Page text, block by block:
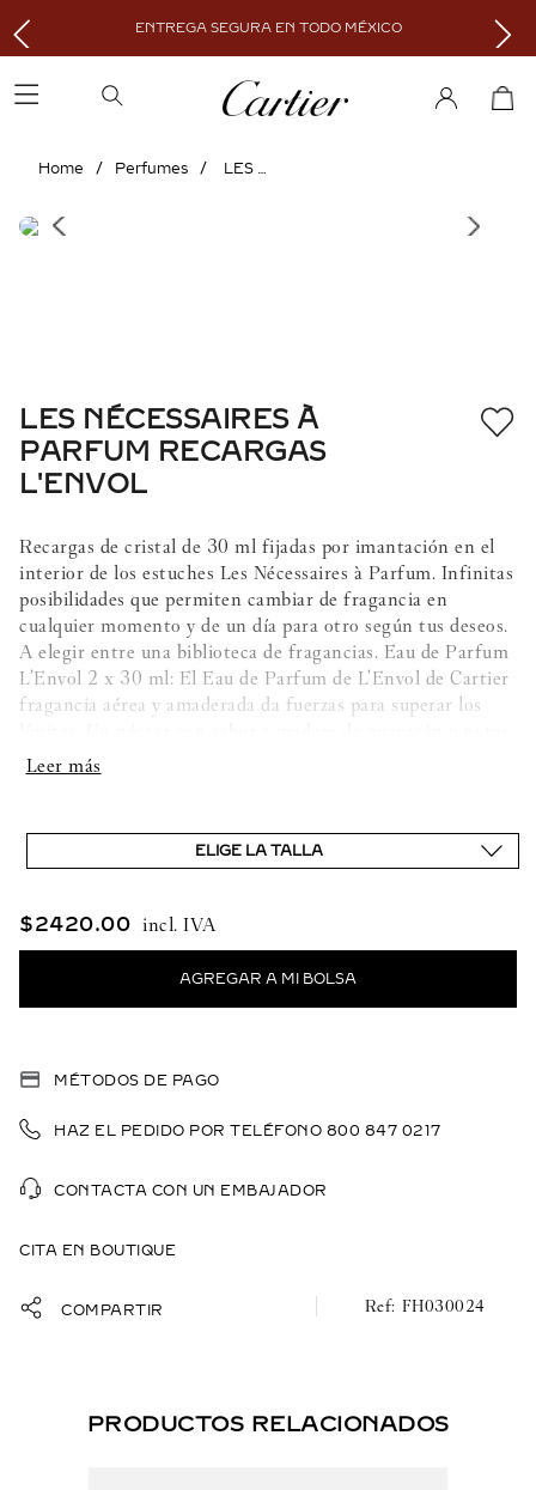
ENTREGA SEGURA EN TODO MÉXICO
Perfumes LES NÉCESSAIRES À PARFUM RECARGAS L'ENVOL
LES NÉCESSAIRES À
PARFUM RECARGAS
L'ENVOL
Recargas de cristal de 30 ml fijadas por imantación en el
interior de los estuches Les Nécessaires à Parfum. Infinitas
posibilidades que permiten cambiar de fragancia en
cualquier momento y de un día para otro según tus deseos.
A elegir entre una biblioteca de fragancias. Eau de Parfum
L'Envol 2 x 30 ml: El Eau de Parfum de L'Envol de Cartier
fragancia aérea y amaderada da fuerzas para superar los
de miel realzado por un almizcle vaporoso. El formato de
PARFUM (FRAGRANCE) AQUA (WATER) LIMONENE
ETHYLHEXYL METHOXYCINNAMATE ALPHA
SALICYLATE BUTYL
DIETHYLAMINO HYDROXYBENZOYL HEXYL
(RED N°4).
ELIGE LA TALLA
$2420.00
MÉTODOS DE PAGO
HAZ EL PEDIDO POR TELÉFONO 800 847 0217
CONTACTA CON UN EMBAJADOR
CITA EN BOUTIQUE
COMPARTIR FH030024
PRODUCTOS RELACIONADOS